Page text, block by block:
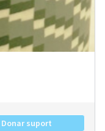
Donar suport